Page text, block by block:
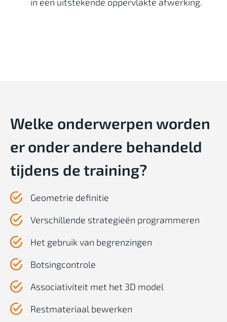
Welke onderwerpen worden
er onder andere behandeld
tijdens de training?
Geometrie definitie
Verschillende strategieën programmeren
Het gebruik van begrenzingen
Botsingcontrole
Associativiteit met het 3D model
Restmateriaal bewerken